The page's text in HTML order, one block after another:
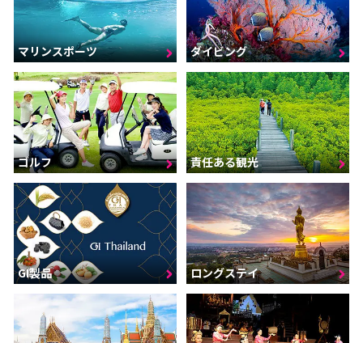
マリンスポーツ ダイビング
ゴルフ 責任ある観光
GI製品 ロングステイ